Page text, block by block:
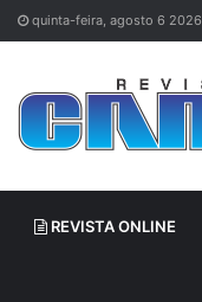
quinta-feira, agosto 6 2026
REVISTA ONLINE